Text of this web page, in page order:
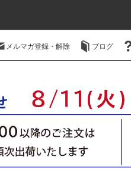
メルマガ登録・解除 ブログ